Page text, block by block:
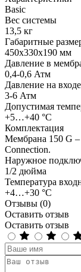
Basic
Вес системы
13,5 кг
Габаритные
450х330х190 мм
Давление в
0,4-0,6 Атм
Давление на
3-6 Атм
Допустимая
+5…+40 °С
Комплектация
Мембрана 150 G –
Connection.
Наружное
1/2 дюйма
Температура
+4…+30 °С
Отзывы (0)
Оставить отзыв
Оставить отзыв